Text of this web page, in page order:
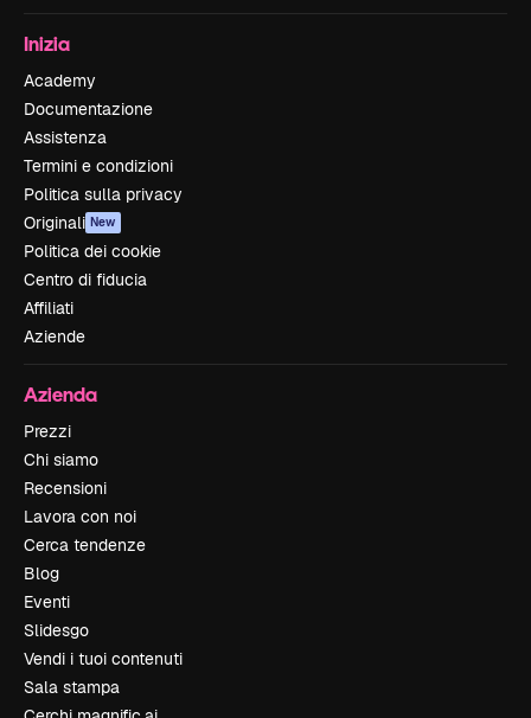
Inizia
Academy
Documentazione
Assistenza
Termini e condizioni
Politica sulla privacy
Originali New
Politica dei cookie
Centro di fiducia
Affiliati
Aziende
Azienda
Prezzi
Chi siamo
Recensioni
Lavora con noi
Cerca tendenze
Blog
Eventi
Slidesgo
Vendi i tuoi contenuti
Sala stampa